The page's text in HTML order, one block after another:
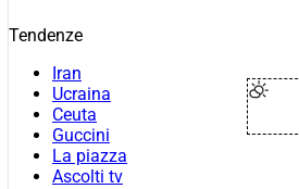
Tendenze
Iran
Ucraina
Ceuta
Guccini
La piazza
Ascolti tv